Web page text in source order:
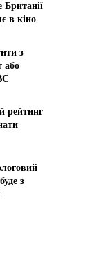
Британії
в кіно
з
або
рейтинг
з